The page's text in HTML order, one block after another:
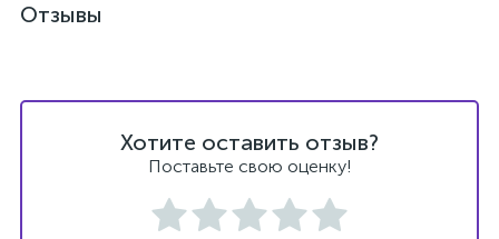
Отзывы
Хотите оставить отзыв?
Поставьте свою оценку!